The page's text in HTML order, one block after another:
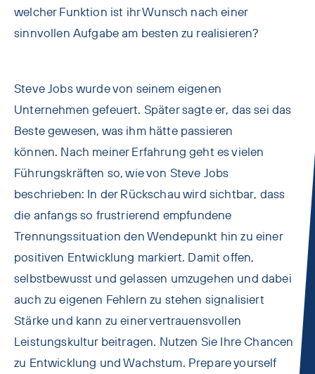
welcher Funktion ist ihr Wunsch nach einer
sinnvollen Aufgabe am besten zu realisieren?
Steve Jobs wurde von seinem eigenen
Unternehmen gefeuert. Später sagte er, das sei das
Beste gewesen, was ihm hätte passieren
können. Nach meiner Erfahrung geht es vielen
Führungskräften so, wie von Steve Jobs
beschrieben: In der Rückschau wird sichtbar, dass
die anfangs so frustrierend empfundene
Trennungssituation den Wendepunkt hin zu einer
positiven Entwicklung markiert. Damit offen,
selbstbewusst und gelassen umzugehen und dabei
auch zu eigenen Fehlern zu stehen signalisiert
Stärke und kann zu einer vertrauensvollen
Leistungskultur beitragen. Nutzen Sie Ihre Chancen
zu Entwicklung und Wachstum. Prepare yourself